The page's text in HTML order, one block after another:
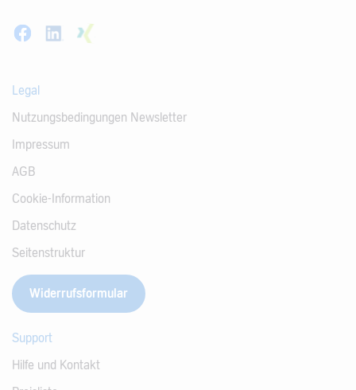
Legal
Nutzungsbedingungen Newsletter
Impressum
AGB
Cookie-Information
Datenschutz
Seitenstruktur
Widerrufsformular
Support
Hilfe und Kontakt